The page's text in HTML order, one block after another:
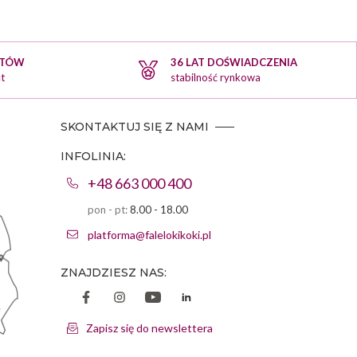
36 LAT DOŚWIADCZENIA
stabilność rynkowa
SKONTAKTUJ SIĘ Z NAMI
INFOLINIA:
+48 663 000 400
pon - pt:8.00 - 18.00
platforma@falelokikoki.pl
ZNAJDZIESZ NAS:
Zapisz się do newslettera